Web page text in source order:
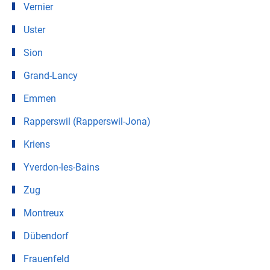
Vernier
Uster
Sion
Grand-Lancy
Emmen
Rapperswil (Rapperswil-Jona)
Kriens
Yverdon-les-Bains
Zug
Montreux
Dübendorf
Frauenfeld